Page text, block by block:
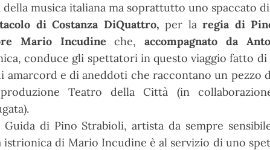
musica italiana ma soprattutto uno spaccato di
di Costanza DiQuattro, per laregia di
Mario Incudine che,accompagnato da
conduce gli spettatori in questo viaggio fatto
amarcord e di aneddoti che raccontano un pezzo
Teatro della Città (in
Guida di Pino Strabioli, artista da sempre
istrionica di Mario Incudine è al servizio di uno